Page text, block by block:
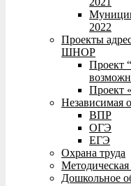
2022
Проекты
ШНОР
Проект
Проект
Независимая
ВПР
ОГЭ
ЕГЭ
Охрана труда
Методическая
Дошкольное